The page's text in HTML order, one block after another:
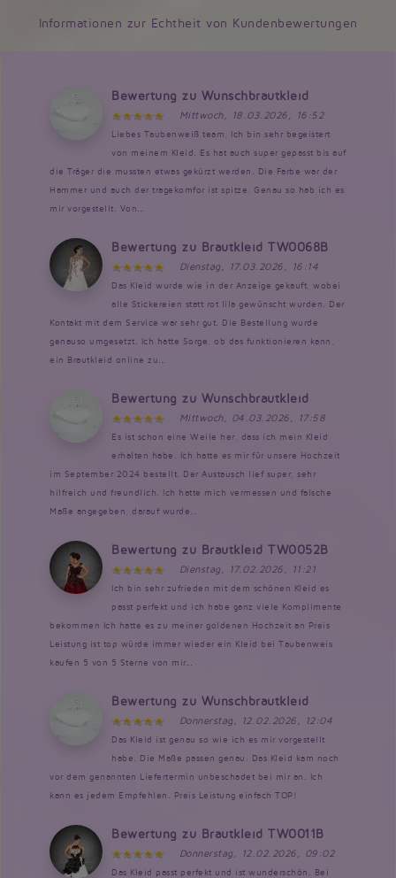
Informationen zur Echtheit von Kundenbewertungen
Bewertung zu Wunschbrautkleid
Mittwoch, 18.03.2026, 16:52
Liebes Taubenweiß team, Ich bin sehr begeistert
von meinem Kleid. Es hat auch super gepasst bis auf
die Träger die mussten etwas gekürzt werden. Die Farbe war der
Hammer und auch der tragekomfor ist spitze. Genau so hab ich es
mir vorgestellt. Von...
Bewertung zu Brautkleid TW0068B
Dienstag, 17.03.2026, 16:14
Das Kleid wurde wie in der Anzeige gekauft, wobei
alle Stickereien statt rot lila gewünscht wurden. Der
Kontakt mit dem Service war sehr gut. Die Bestellung wurde
genauso umgesetzt. Ich hatte Sorge, ob das funktionieren kann,
ein Brautkleid online zu...
Bewertung zu Wunschbrautkleid
Mittwoch, 04.03.2026, 17:58
Es ist schon eine Weile her, dass ich mein Kleid
erhalten habe. Ich hatte es mir für unsere Hochzeit
im September 2024 bestellt. Der Austausch lief super, sehr
hilfreich und freundlich. Ich hatte mich vermessen und falsche
Maße angegeben, darauf wurde...
Bewertung zu Brautkleid TW0052B
Dienstag, 17.02.2026, 11:21
Ich bin sehr zufrieden mit dem schönen Kleid es
passt perfekt und ich habe ganz viele Komplimente
bekommen Ich hatte es zu meiner goldenen Hochzeit an Preis
Leistung ist top würde immer wieder ein Kleid bei Taubenweis
kaufen 5 von 5 Sterne von mir...
Bewertung zu Wunschbrautkleid
Donnerstag, 12.02.2026, 12:04
Das Kleid ist genau so wie ich es mir vorgestellt
habe. Die Maße passen genau. Das Kleid kam noch
vor dem genannten Liefertermin unbeschadet bei mir an. Ich
kann es jedem Empfehlen. Preis Leistung einfach TOP!
Bewertung zu Brautkleid TW0011B
Donnerstag, 12.02.2026, 09:02
Das Kleid passt perfekt und ist wunderschön. Bei